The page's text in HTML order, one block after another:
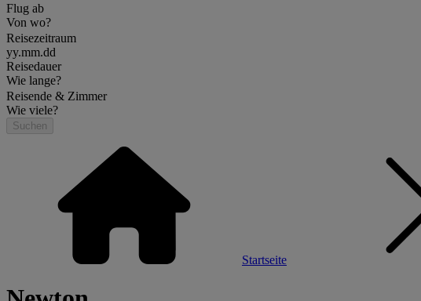
Flug ab
Von wo?
Reisezeitraum
yy.mm.dd
Reisedauer
Wie lange?
Reisende & Zimmer
Wie viele?
Suchen
Startseite